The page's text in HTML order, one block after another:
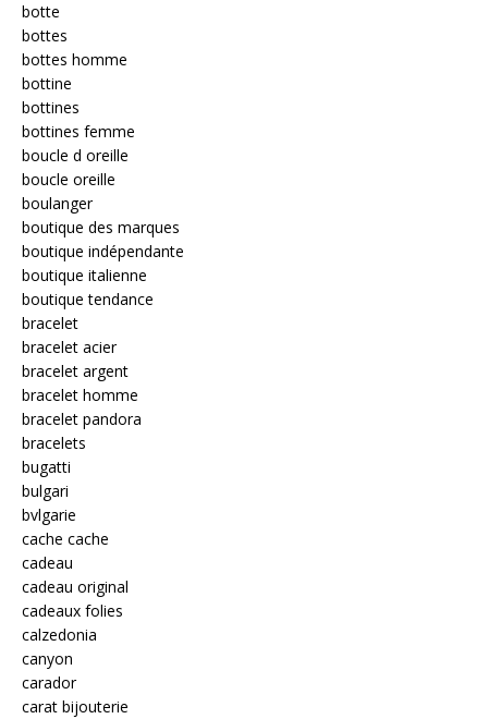
botte
bottes
bottes homme
bottine
bottines
bottines femme
boucle d oreille
boucle oreille
boulanger
boutique des marques
boutique indépendante
boutique italienne
boutique tendance
bracelet
bracelet acier
bracelet argent
bracelet homme
bracelet pandora
bracelets
bugatti
bulgari
bvlgarie
cache cache
cadeau
cadeau original
cadeaux folies
calzedonia
canyon
carador
carat bijouterie